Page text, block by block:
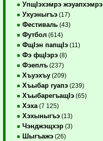
УпщIэхэмрэ жэуапхэмрэ
Ухуэныгъэ (17)
Фестиваль (43)
Футбол (614)
ФщIэн папщIэ (11)
Фэ фщIэрэ (8)
Фэеплъ (237)
Хъуэхъу (209)
Хъыбар гуапэ (239)
ХъыбарегъащIэ (65)
Хэха (7 125)
Хэхыныгъэ (13)
Чэнджэщхэр (3)
Шыгъажэ (26)